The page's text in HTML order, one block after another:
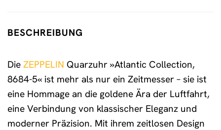
BESCHREIBUNG
Die ZEPPELIN Quarzuhr »Atlantic Collection,
8684-5« ist mehr als nur ein Zeitmesser – sie ist
eine Hommage an die goldene Ära der Luftfahrt,
eine Verbindung von klassischer Eleganz und
moderner Präzision. Mit ihrem zeitlosen Design